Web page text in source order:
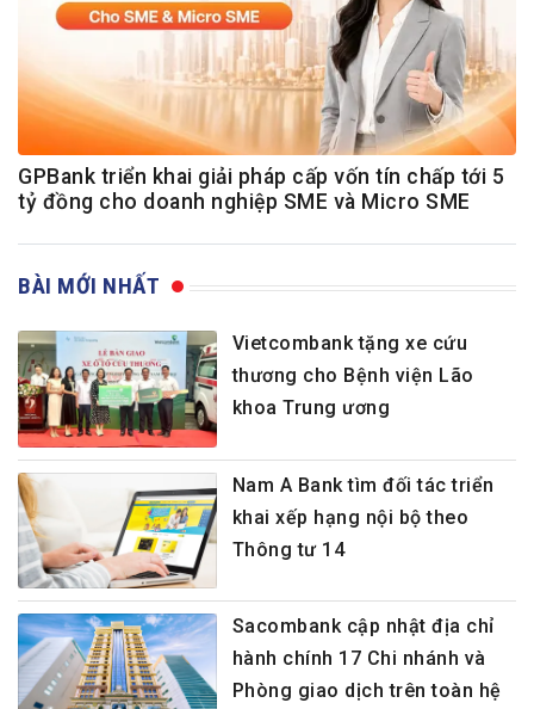
GPBank triển khai giải pháp cấp vốn tín chấp tới 5
tỷ đồng cho doanh nghiệp SME và Micro SME
BÀI MỚI NHẤT
Vietcombank tặng xe cứu
thương cho Bệnh viện Lão
khoa Trung ương
Nam A Bank tìm đối tác triển
khai xếp hạng nội bộ theo
Thông tư 14
Sacombank cập nhật địa chỉ
hành chính 17 Chi nhánh và
Phòng giao dịch trên toàn hệ